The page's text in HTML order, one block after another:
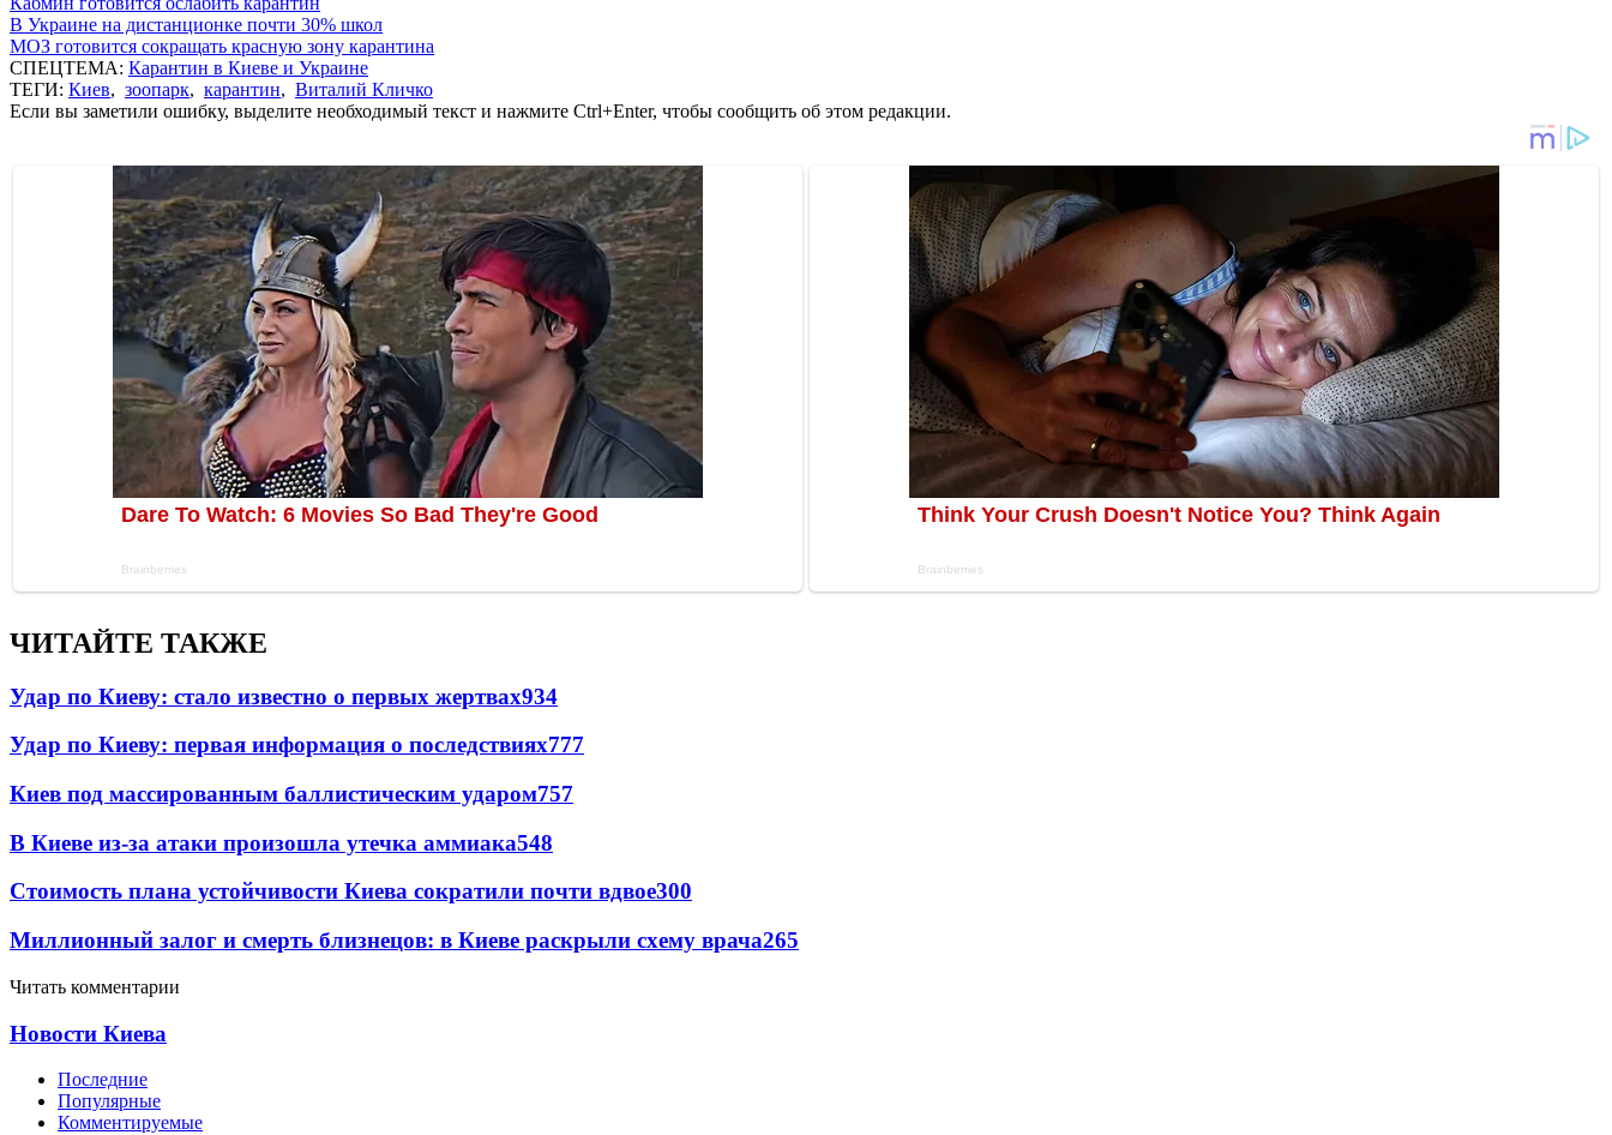
В Украине на дистанционке почти 30% школ
МОЗ готовится сокращать красную зону карантина
СПЕЦТЕМА: Карантин в Киеве и Украине
ТЕГИ: Киев, зоопарк, карантин, Виталий Кличко
Если вы заметили ошибку, выделите необходимый текст и нажмите Ctrl+Enter, чтобы сообщить об этом редакции.
ЧИТАЙТЕ ТАКЖЕ
Удар по Киеву: стало известно о первых жертвах934
Удар по Киеву: первая информация о последствиях777
Киев под массированным баллистическим ударом757
В Киеве из-за атаки произошла утечка аммиака548
Стоимость плана устойчивости Киева сократили почти вдвое300
Миллионный залог и смерть близнецов: в Киеве раскрыли схему врача265
Читать комментарии
Новости Киева
Последние
Популярные
Комментируемые